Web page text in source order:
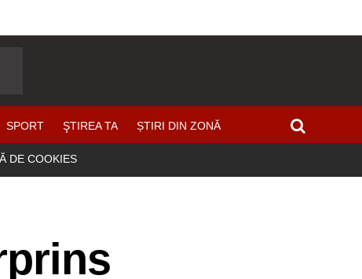
SPORT ŞTIREA TA ȘTIRI DIN ZONĂ
DE COOKIES